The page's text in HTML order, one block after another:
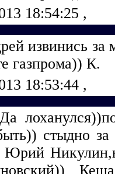
18:54:25 ,
извинись
газпрома)) К.
18:53:44 ,
стыдно
Юрий